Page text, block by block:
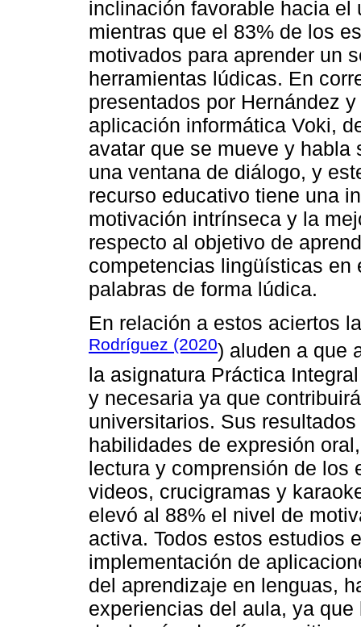
inclinación favorable hacia
mientras que el 83% de los
motivados para aprender un
herramientas lúdicas. En
presentados por Hernández
aplicación informática Voki,
avatar que se mueve y
una ventana de diálogo, y
recurso educativo tiene una
motivación intrínseca y la
respecto al objetivo de
competencias lingüísticas en
palabras de forma lúdica.
En relación a estos aciertos
Rodríguez (2020) aluden a que
la asignatura Práctica
y necesaria ya que
universitarios. Sus
habilidades de expresión
lectura y comprensión de los
videos, crucigramas y
elevó al 88% el nivel de
activa. Todos estos estudios
implementación de
del aprendizaje en lenguas,
experiencias del aula, ya